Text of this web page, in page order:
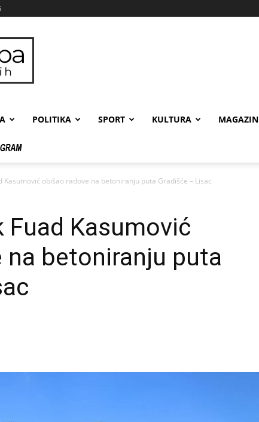
POLITIKA SPORT KULTURA MAGAZIN
Kasumović obišao radove na betoniranju puta Gradišće – Lisac
Fuad Kasumović
na betoniranju puta